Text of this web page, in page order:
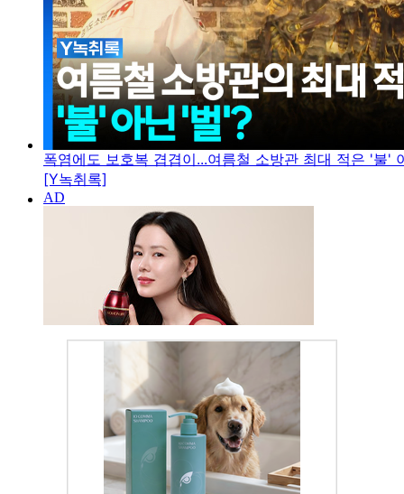
폭염에도 보호복 겹겹이...여름철 소방관 최대 적은 '불'
[Y녹취록]